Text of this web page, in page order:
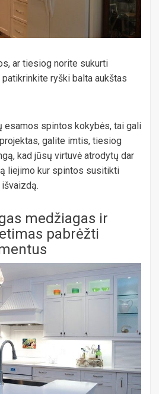
ar tiesiog norite sukurti
ryški balta aukštas
esamos spintos kokybės, tai gali
galite imtis, tiesiog
kad jūsų virtuvė atrodytų dar
liejimo kur spintos susitikti
medžiagas ir
pabrėžti